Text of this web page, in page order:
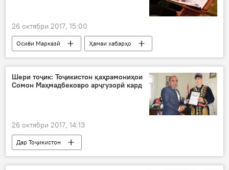
26 октябри 2017, 15:00
Осиёи Марказӣ
Ҳамаи хабарҳо
Қирғизистон
Осиё
Алмосбек Отамбоев
Қуръони Карим
Шери тоҷик: Тоҷикистон қаҳрамониҳои
Сомон Маҳмадбековро арҷгузорӣ кард
26 октябри 2017, 14:13
Дар Тоҷикистон
Навигариҳои варзиши Тоҷикистон